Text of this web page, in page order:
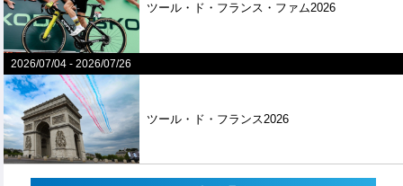
ツール・ド・フランス・ファム2026
2026/07/04 -2026/07/26
ツール・ド・フランス2026